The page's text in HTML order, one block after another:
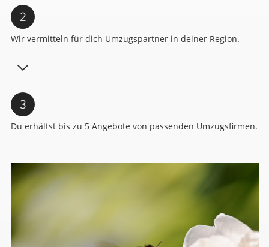
Wir vermitteln für dich Umzugspartner in deiner Region.
Du erhältst bis zu 5 Angebote von passenden Umzugsfirmen.